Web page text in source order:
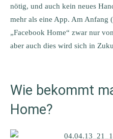
nötig, und auch kein neues
mehr als eine App. Am Anfang
„Facebook Home“ zwar nur
aber auch dies wird sich in
Wie bekommt
Home?